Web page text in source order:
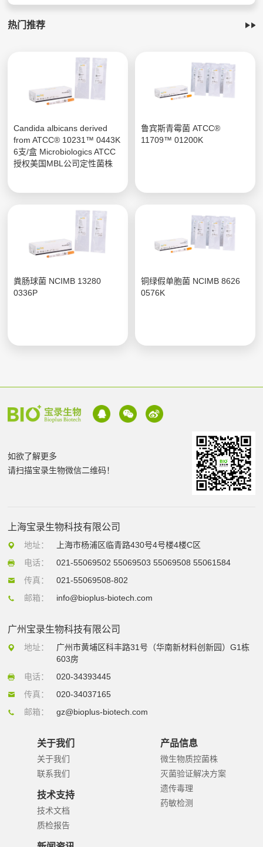
热门推荐
Candida albicans derived
from ATCC® 10231™ 0443K
6支/盒 Microbiologics ATCC
授权美国MBL公司定性菌株
鲁宾斯青霉菌 ATCC®
11709™ 01200K
粪肠球菌 NCIMB 13280
0336P
铜绿假单胞菌 NCIMB 8626
0576K
如欲了解更多
请扫描宝录生物微信二维码！
上海宝录生物科技有限公司
地址：
上海市杨浦区临青路430号4号楼4楼C区
电话：
021-55069502 55069503 55069508 55061584
传真：
021-55069508-802
邮箱：
info@bioplus-biotech.com
广州宝录生物科技有限公司
地址：
广州市黄埔区科丰路31号（华南新材料创新园）G1栋
603房
电话：
020-34393445
传真：
020-34037165
邮箱：
gz@bioplus-biotech.com
关于我们
关于我们
联系我们
技术支持
技术文档
质检报告
产品信息
微生物质控菌株
灭菌验证解决方案
遗传毒理
药敏检测